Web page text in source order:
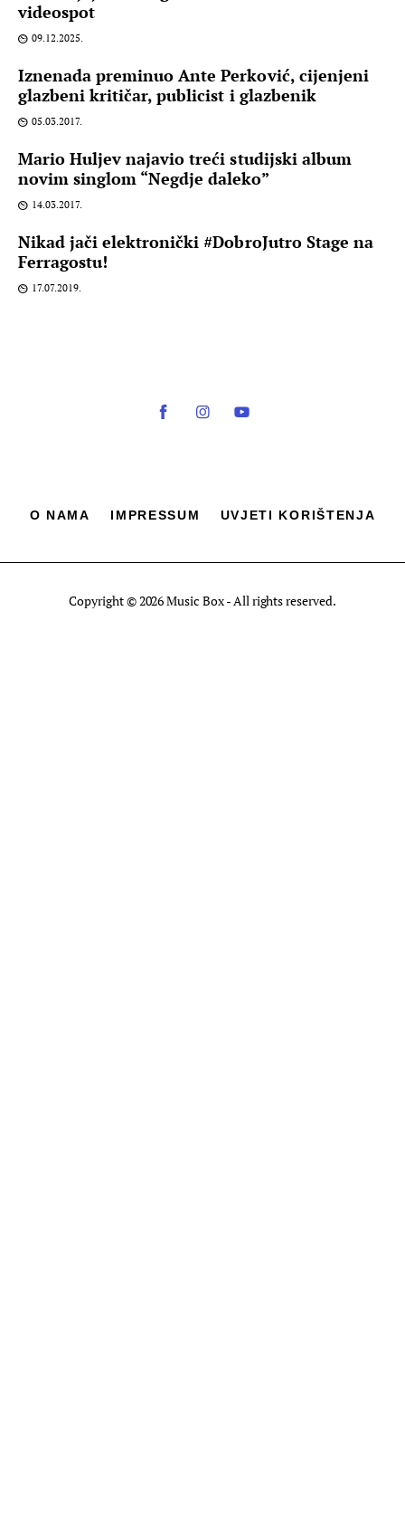
videospot
09.12.2025.
Iznenada preminuo Ante Perković, cijenjeni
glazbeni kritičar, publicist i glazbenik
05.03.2017.
Mario Huljev najavio treći studijski album
novim singlom “Negdje daleko”
14.03.2017.
Nikad jači elektronički #DobroJutro Stage na
Ferragostu!
17.07.2019.
O NAMA IMPRESSUM UVJETI KORIŠTENJA
Copyright © 2026 Music Box - All rights reserved.